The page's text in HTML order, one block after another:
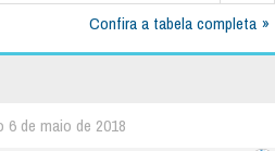
Confira a tabela completa
6 de maio de 2018